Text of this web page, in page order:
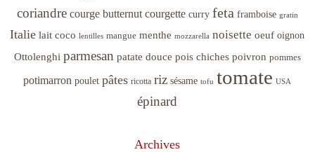
coriandre courge butternut courgette curry feta framboise gratin
Italie lait coco lentilles mangue menthe mozzarella noisette oeuf oignon
Ottolenghi parmesan patate douce pois chiches poivron pommes
potimarron poulet pâtes ricotta riz sésame tofu tomate USA
épinard
Archives